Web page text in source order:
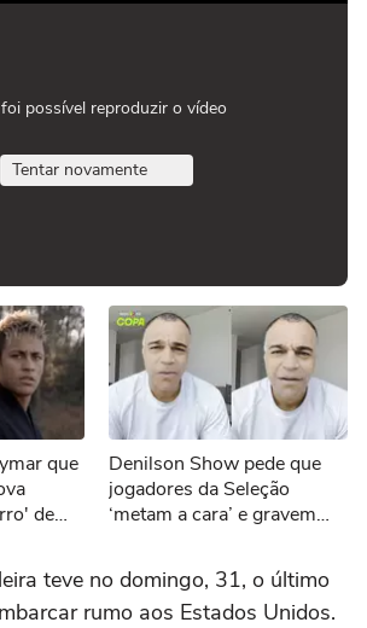
possível reproduzir o vídeo
Tentar novamente
que
de
Denilson Show pede que
jogadores da Seleção
‘metam a cara’ e gravem
Copa
teve no domingo, 31, o último
rumo aos Estados Unidos.